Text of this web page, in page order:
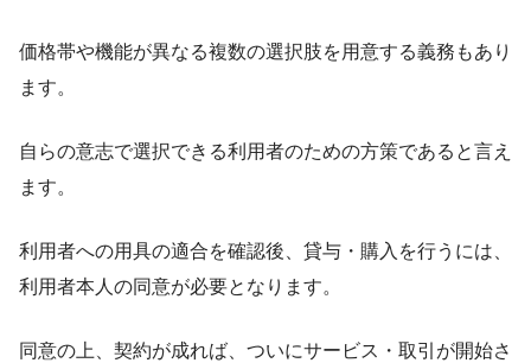
価格帯や機能が異なる複数の選択肢を用意する義務もあり
ます。
自らの意志で選択できる利用者のための方策であると言え
ます。
利用者への用具の適合を確認後、貸与・購入を行うには、
利用者本人の同意が必要となります。
同意の上、契約が成れば、ついにサービス・取引が開始さ